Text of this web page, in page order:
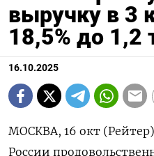
выручку в 3
18,5% до 1,2
16.10.2025
МОСКВА, 16 окт
России